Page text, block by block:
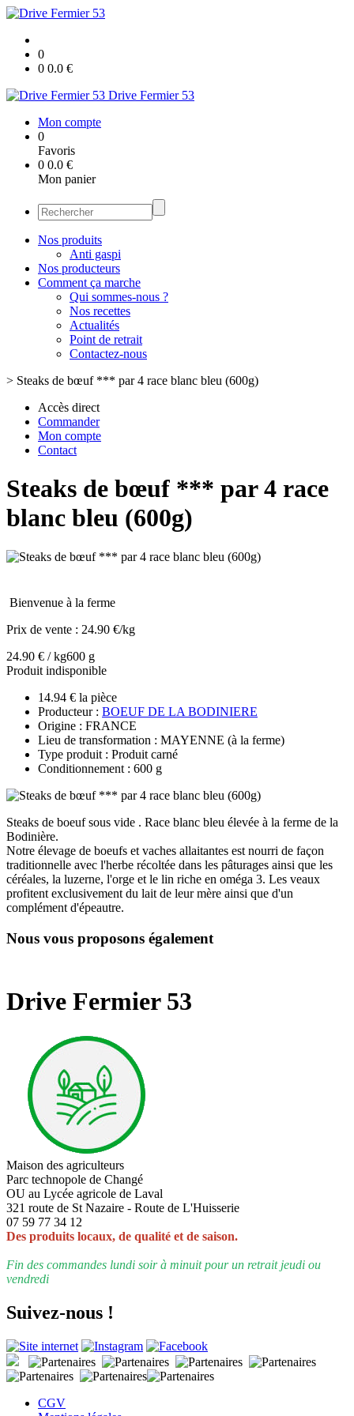
0
0 0.0 €
Drive Fermier 53
Mon compte
0
Favoris
0 0.0 €
Mon panier
Nos produits
Anti gaspi
Nos producteurs
Comment ça marche
Qui sommes-nous ?
Nos recettes
Actualités
Point de retrait
Contactez-nous
> Steaks de bœuf *** par 4 race blanc bleu (600g)
Accès direct
Commander
Mon compte
Contact
Steaks de bœuf *** par 4 race
blanc bleu (600g)
Bienvenue à la ferme
Prix de vente : 24.90 €/kg
24.90 € / kg600 g
Produit indisponible
14.94 € la pièce
Producteur : BOEUF DE LA BODINIERE
Origine : FRANCE
Lieu de transformation : MAYENNE (à la ferme)
Type produit : Produit carné
Conditionnement : 600 g
Steaks de boeuf sous vide . Race blanc bleu élevée à la ferme de la
Bodinière.
Notre élevage de boeufs et vaches allaitantes est nourri de façon
traditionnelle avec l'herbe récoltée dans les pâturages ainsi que les
céréales, la luzerne, l'orge et le lin riche en oméga 3. Les veaux
profitent exclusivement du lait de leur mère ainsi que d'un
complément d'épeautre.
Nous vous proposons également
Drive Fermier 53
Maison des agriculteurs
Parc technopole de Changé
OU au Lycée agricole de Laval
321 route de St Nazaire - Route de L'Huisserie
07 59 77 34 12
Des produits locaux, de qualité et de saison.
Fin des commandes lundi soir à minuit pour un retrait jeudi ou
vendredi
Suivez-nous !
CGV